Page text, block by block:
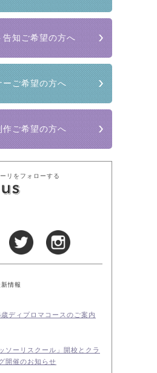
告知ご希望の方へ
ーご希望の方へ
作ご希望の方へ
リをフォローする
新情報
ディプロマコースのご案内
ソーリスクール」開校とクラ
開催のお知らせ